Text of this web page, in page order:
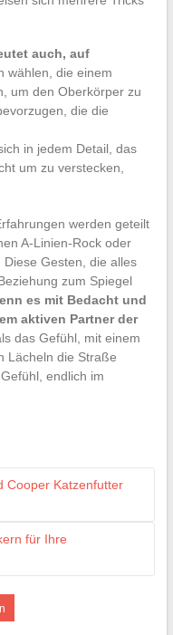
auch, auf
wählen, die einem
um den Oberkörper zu
die die
in jedem Detail, das
um zu verstecken,
werden geteilt
A-Linien-Rock oder
Gesten, die alles
zum Spiegel
es mit Bedacht und
aktiven Partner der
das Gefühl, mit einem
Lächeln die Straße
endlich im
Cooper Katzenfutter
für Ihre